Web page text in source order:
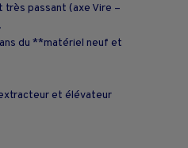
très passant (axe Vire –
du **matériel neuf et
et élévateur